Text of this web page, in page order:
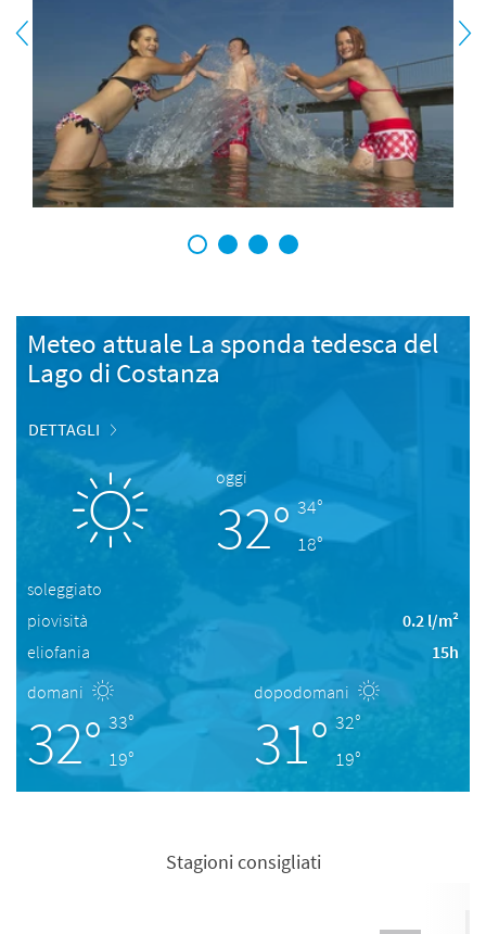
1 2 3 4
Meteo attuale La sponda tedesca del
Lago di Costanza
DETTAGLI
oggi
32° 34°
18°
soleggiato
piovisità
0.2 l/m²
eliofania
15h
domani
32° 33°
19°
dopodomani
31° 32°
19°
Stagioni consigliati